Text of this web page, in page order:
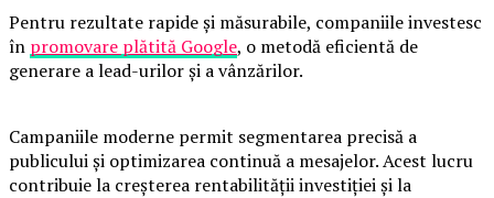
Pentru rezultate rapide și măsurabile, companiile investesc
în promovare plătită Google, o metodă eficientă de
generare a lead-urilor și a vânzărilor.
Campaniile moderne permit segmentarea precisă a
publicului și optimizarea continuă a mesajelor. Acest lucru
contribuie la creșterea rentabilității investiției și la